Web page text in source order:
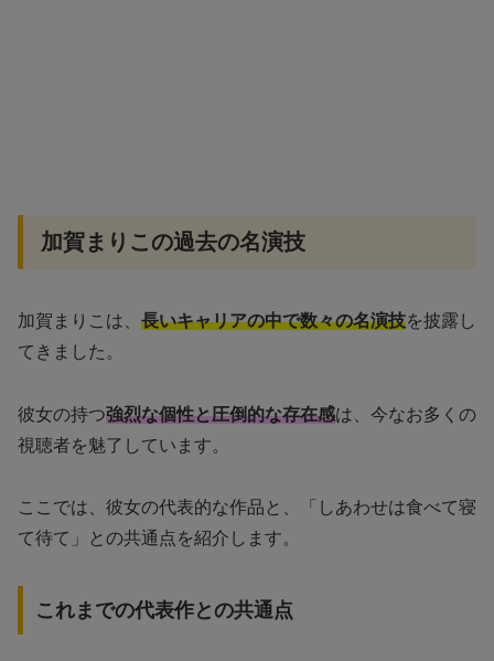
加賀まりこの過去の名演技
加賀まりこは、 長いキャリアの中で数々の名演技を披露し
てきました。
彼女の持つ強烈な個性と圧倒的な存在感は、今なお多くの
視聴者を魅了しています。
ここでは、彼女の代表的な作品と、「しあわせは食べて寝
て待て」との共通点を紹介します。
これまでの代表作との共通点